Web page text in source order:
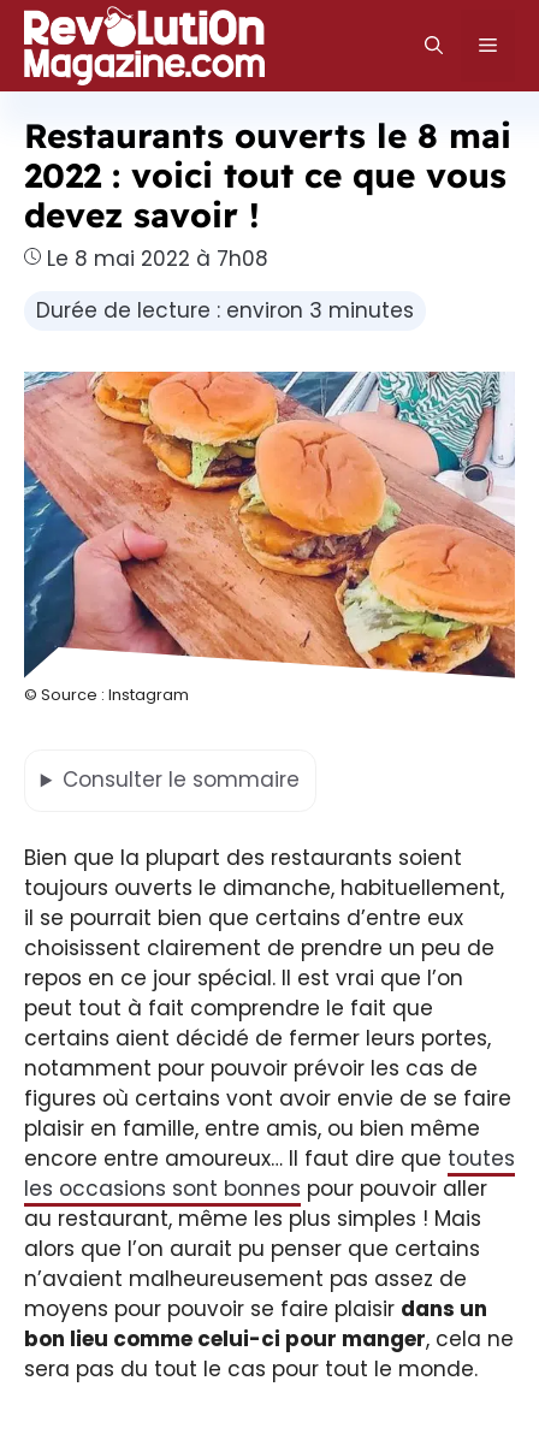
Aller
au
contenu
Restaurants ouverts le 8 mai
2022 : voici tout ce que vous
devez savoir !
Le 8 mai 2022 à 7h08
Durée de lecture : environ 3 minutes
© Source : Instagram
Consulter le sommaire
Bien que la plupart des restaurants soient
toujours ouverts le dimanche, habituellement,
il se pourrait bien que certains d’entre eux
choisissent clairement de prendre un peu de
repos en ce jour spécial. Il est vrai que l’on
peut tout à fait comprendre le fait que
certains aient décidé de fermer leurs portes,
notamment pour pouvoir prévoir les cas de
figures où certains vont avoir envie de se faire
plaisir en famille, entre amis, ou bien même
encore entre amoureux… Il faut dire que toutes
les occasions sont bonnes pour pouvoir aller
au restaurant, même les plus simples ! Mais
alors que l’on aurait pu penser que certains
n’avaient malheureusement pas assez de
moyens pour pouvoir se faire plaisir dans un
bon lieu comme celui-ci pour manger, cela ne
sera pas du tout le cas pour tout le monde.